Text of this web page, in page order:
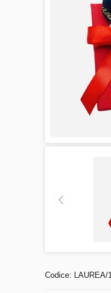
Codice: LAUREA/1